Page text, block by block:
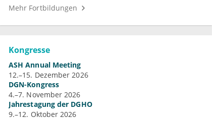
Mehr Fortbildungen
Kongresse
ASH Annual Meeting
12.–15. Dezember 2026
DGN-Kongress
4.–7. November 2026
Jahrestagung der DGHO
9.–12. Oktober 2026